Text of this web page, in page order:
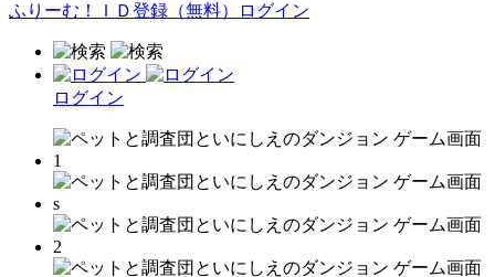
ふりーむ！ＩＤ登録（無料） ログイン
ログイン